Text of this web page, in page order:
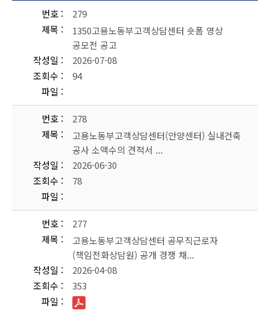
번호
279
제목
1350고용노동부고객상담센터 숏폼 영상
공모전 공고
작성일
2026-07-08
조회수
94
파일
번호
278
제목
고용노동부고객상담센터(안양센터) 실내건축
공사 소액수의 견적서 ...
작성일
2026-06-30
조회수
78
파일
번호
277
제목
고용노동부고객상담센터 공무직근로자
(책임전화상담원) 공개 경쟁 채...
작성일
2026-04-08
조회수
353
파일